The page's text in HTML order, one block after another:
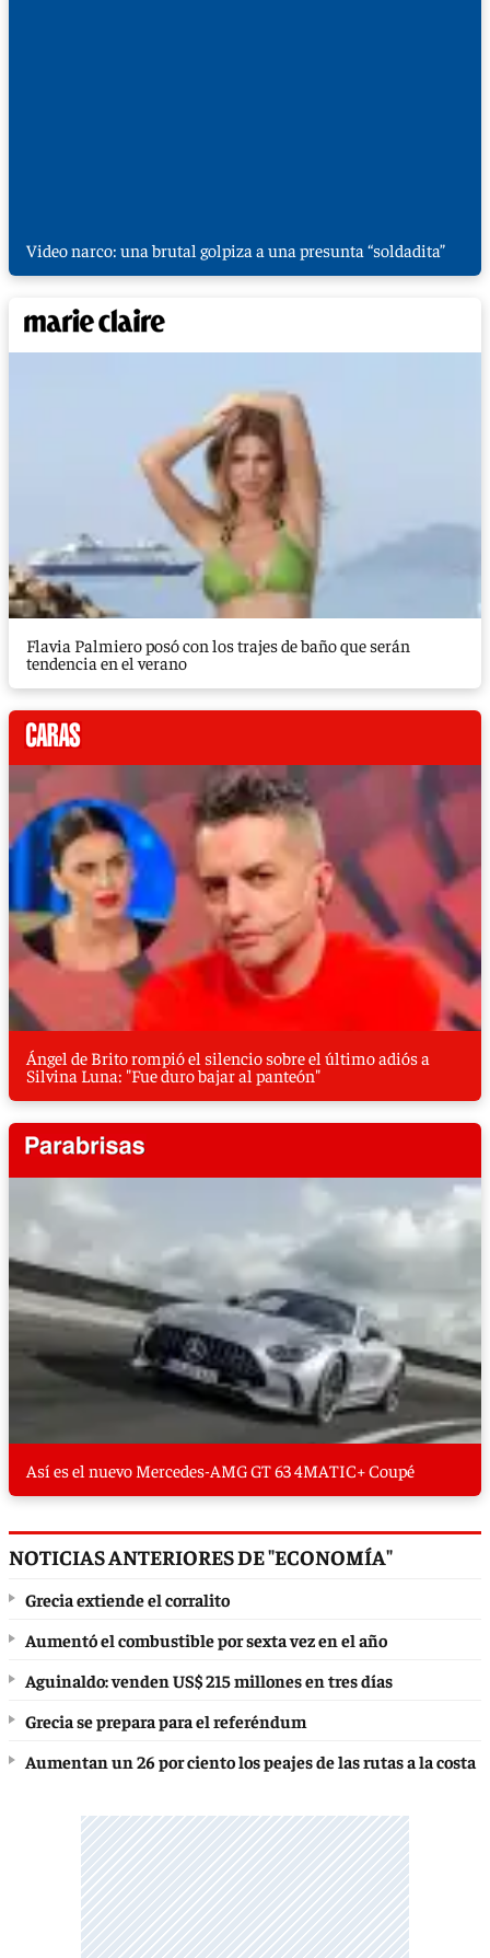
Video narco: una brutal golpiza a una presunta “soldadita”
Flavia Palmiero posó con los trajes de baño que serán
tendencia en el verano
Ángel de Brito rompió el silencio sobre el último adiós a
Silvina Luna: "Fue duro bajar al panteón"
Así es el nuevo Mercedes-AMG GT 63 4MATIC+ Coupé
NOTICIAS ANTERIORES DE "ECONOMÍA"
Grecia extiende el corralito
Aumentó el combustible por sexta vez en el año
Aguinaldo: venden US$ 215 millones en tres días
Grecia se prepara para el referéndum
Aumentan un 26 por ciento los peajes de las rutas a la costa